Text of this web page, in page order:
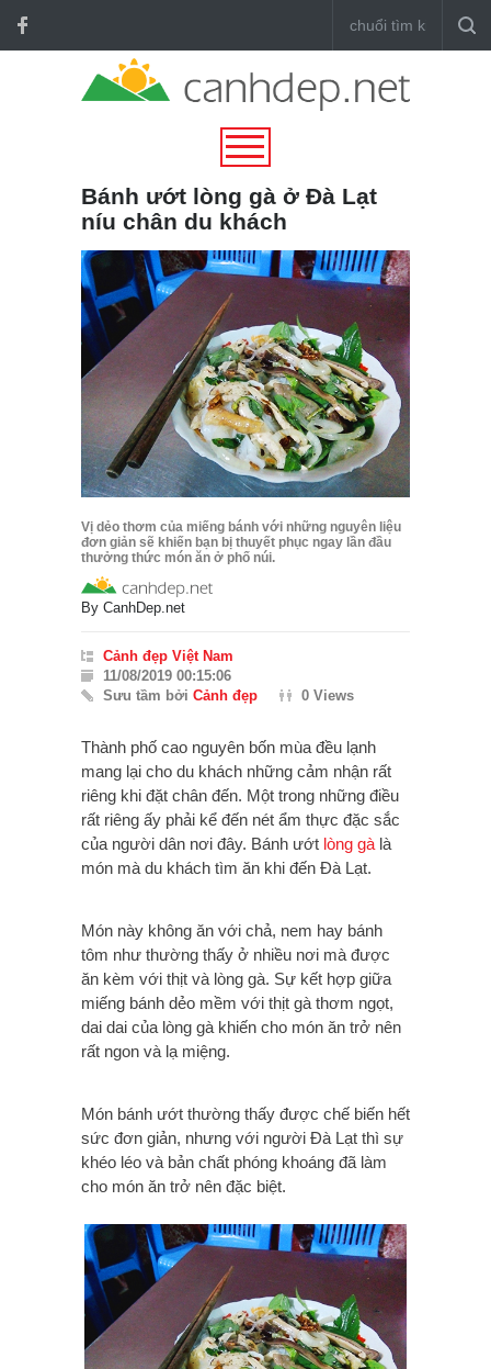
Bánh ướt lòng gà ở Đà Lạt
níu chân du khách
Vị dẻo thơm của miếng bánh với những nguyên liệu
đơn giản sẽ khiến bạn bị thuyết phục ngay lần đầu
thưởng thức món ăn ở phố núi.
By CanhDep.net
Cảnh đẹp Việt Nam
11/08/2019 00:15:06
Sưu tầm bởi Cảnh đẹp 0 Views
Thành phố cao nguyên bốn mùa đều lạnh
mang lại cho du khách những cảm nhận rất
riêng khi đặt chân đến. Một trong những điều
rất riêng ấy phải kể đến nét ẩm thực đặc sắc
của người dân nơi đây. Bánh ướt lòng gà là
món mà du khách tìm ăn khi đến Đà Lạt.
Món này không ăn với chả, nem hay bánh
tôm như thường thấy ở nhiều nơi mà được
ăn kèm với thịt và lòng gà. Sự kết hợp giữa
miếng bánh dẻo mềm với thịt gà thơm ngọt,
dai dai của lòng gà khiến cho món ăn trở nên
rất ngon và lạ miệng.
Món bánh ướt thường thấy được chế biến hết
sức đơn giản, nhưng với người Đà Lạt thì sự
khéo léo và bản chất phóng khoáng đã làm
cho món ăn trở nên đặc biệt.